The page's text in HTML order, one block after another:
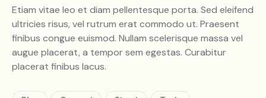
Etiam vitae leo et diam pellentesque porta. Sed eleifend
ultricies risus, vel rutrum erat commodo ut. Praesent
finibus congue euismod. Nullam scelerisque massa vel
augue placerat, a tempor sem egestas. Curabitur
placerat finibus lacus.